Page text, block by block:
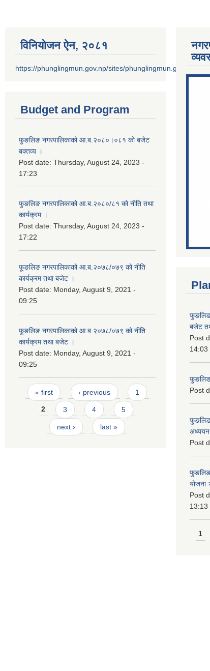
विनियोजन ऐन‚ २०८१
https://phunglingmun.gov.np/sites/phunglingmun.gov.np/
Budget and Program
फुङलिङ नगरपालिकाको आ.ब.२०८०।०८१ को बजेट
बक्तव्य ।
Post date: Thursday, August 24, 2023 -
17:23
फुङलिङ नगरपालिकाको आ.ब.२०८०/८१ को नीति तथा
कार्यक्रम ।
Post date: Thursday, August 24, 2023 -
17:22
फूङलिङ नगरपालिकाको आ.ब.२०७८/०७९ को नीति
कार्यक्रम तथा बजेट ।
Post date: Monday, August 9, 2021 -
09:25
फूङलिङ नगरपालिकाको आ.ब.२०७८/०७९ को नीति
कार्यक्रम तथा बजेट ।
Post date: Monday, August 9, 2021 -
09:25
Pages
« first ‹ previous 1
2 3 4 5
next › last »
फुङलिङ
बजेट
Post
14:03
फुङलिङ
Post
फुङलिङ
अध्ययन
Post
फुङलिङ
योजना
Post
13:13
1